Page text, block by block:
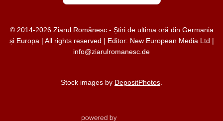
© 2014-2026 Ziarul Românesc - Știri de ultima oră din Germania
și Europa | All rights reserved | Editor: New European Media Ltd |
info@ziarulromanesc.de
Stock images by DepositPhotos